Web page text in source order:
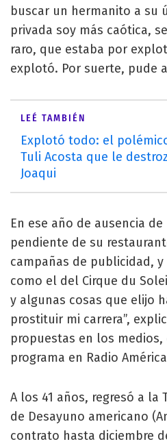
buscar un hermanito a su
privada soy más caótica,
raro, que estaba por
explotó. Por suerte, pude
LEÉ TAMBIÉN
Explotó todo: el
Tuli Acosta que le
Joaqui
En ese año de ausencia de
pendiente de su
campañas de publicidad,
como el del Cirque du
y algunas cosas que elijo
prostituir mi carrera”,
propuestas en los
programa en Radio
A los 41 años, regresó a la
de Desayuno americano
contrato hasta diciembre